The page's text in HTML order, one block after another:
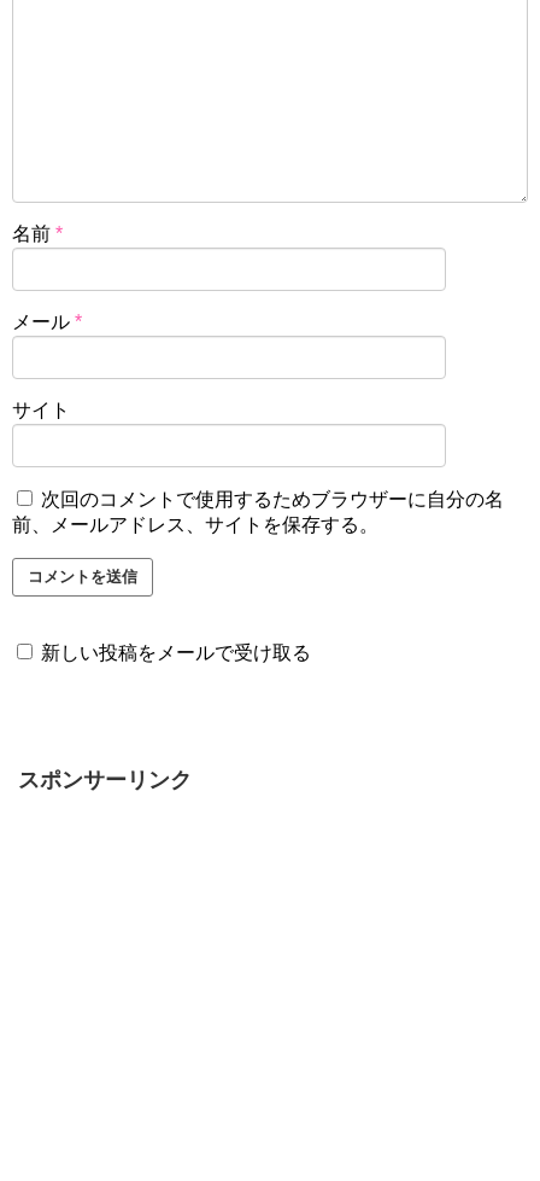
名前 *
メール *
サイト
次回のコメントで使用するためブラウザーに自分の名
前、メールアドレス、サイトを保存する。
新しい投稿をメールで受け取る
スポンサーリンク